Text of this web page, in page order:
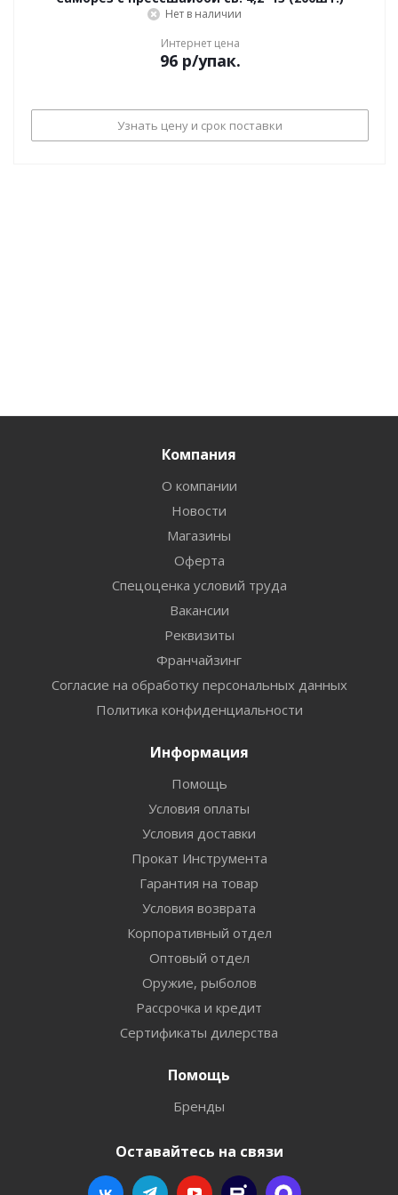
Нет в наличии
Интернет цена
96р/упак.
Узнать цену и срок поставки
Компания
О компании
Новости
Магазины
Оферта
Спецоценка условий труда
Вакансии
Реквизиты
Франчайзинг
Согласие на обработку персональных данных
Политика конфиденциальности
Информация
Помощь
Условия оплаты
Условия доставки
Прокат Инструмента
Гарантия на товар
Условия возврата
Корпоративный отдел
Оптовый отдел
Оружие, рыболов
Рассрочка и кредит
Сертификаты дилерства
Помощь
Бренды
Оставайтесь на связи